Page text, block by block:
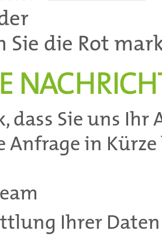
Sie die Rot
dass Sie uns
Anfrage in
Ihrer